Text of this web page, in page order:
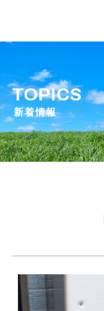
TOPICS
新着情報